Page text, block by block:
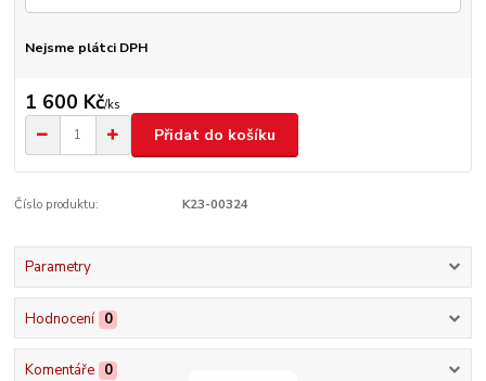
Nejsme plátci DPH
1 600 Kč/ks
Přidat do košíku
Číslo produktu: K23-00324
Parametry
Hodnocení 0
Komentáře 0